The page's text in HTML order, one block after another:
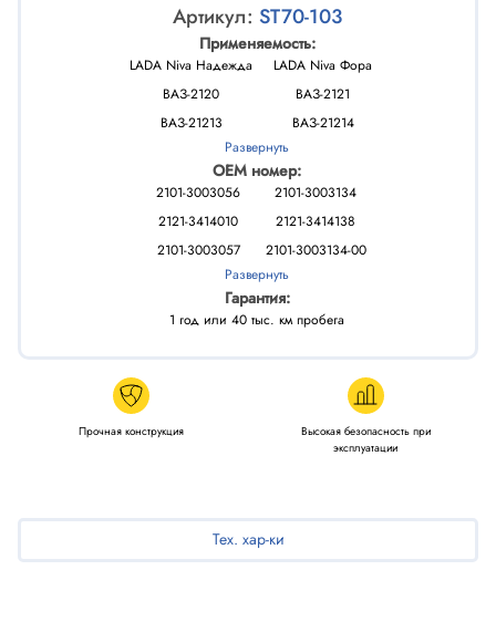
Артикул: ST70-103
Применяемость:
LADA Niva Надежда
LADA Niva Фора
ВАЗ-2120
ВАЗ-2121
ВАЗ-21213
ВАЗ-21214
Развернуть
OEM номер:
2101-3003056
2101-3003134
2121-3414010
2121-3414138
2101-3003057
2101-3003134-00
21010-3003134-00
21013003134
21210-3414000-00
21210341413800
2121341410000
Развернуть
Гарантия:
1 год или 40 тыс. км пробега
Прочная конструкция
Высокая безопасность при
эксплуатации
Тех. хар-ки